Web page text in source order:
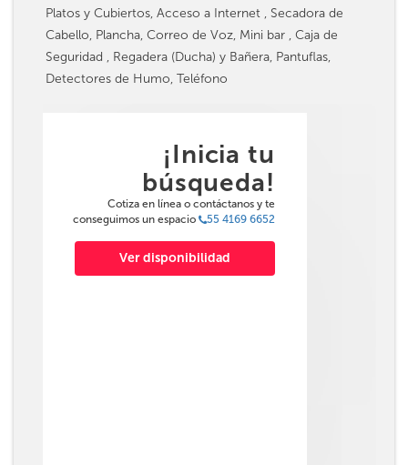
Platos y Cubiertos, Acceso a Internet , Secadora de
Cabello, Plancha, Correo de Voz, Mini bar , Caja de
Seguridad , Regadera (Ducha) y Bañera, Pantuflas,
Detectores de Humo, Teléfono
¡Inicia tu
búsqueda!
Cotiza en línea o contáctanos y te
conseguimos un espacio
55 4169 6652
Ver disponibilidad